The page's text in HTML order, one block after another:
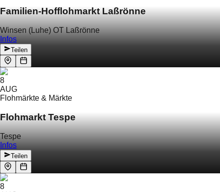
Familien-Hofflohmarkt Laßrönne
Winsen (Luhe) OT Laßrönne
Infos
Teilen
8
AUG
Flohmärkte & Märkte
Flohmarkt Tespe
Tespe
Infos
Teilen
8